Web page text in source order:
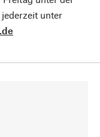
unter